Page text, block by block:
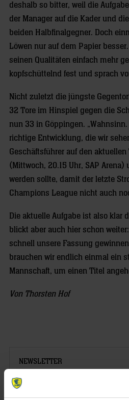
deshalb so bitter, weil die
der Manager auf die Kader und
beiden Halbfinalgegner. Doch
Löwen nur auf dem Papier
seinen Qualitäten einfach mehr
kopfschüttelnd fest und sprach
Nicht zuletzt die jüngste
32 Tore im Hinspiel gegen die
nun 33 in Göppingen.
richtige Entwicklung, die wir
Geschäftsführer auf den
(Mittwoch, 20.15 Uhr, SAP
werden sollte, damit der letzte
Champions League nicht auch
Die aktuelle Aufgabe ist also klar
blickt aber auch hier schon
schnell unsere Fassung
brauchen wir endlich einmal ein
Mannschaft, um einen Titel
Von Thorsten Hof
NEWSLETTER
Wenn du per E-Mail über